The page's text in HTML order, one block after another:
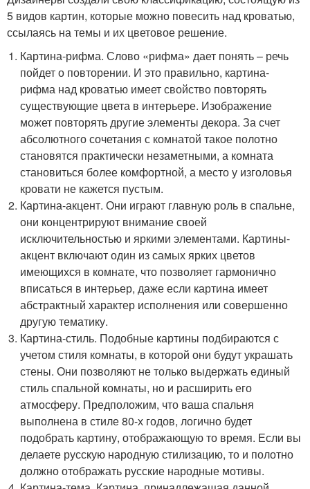
5 видов картин, которые можно повесить над кроватью,
ссылаясь на темы и их цветовое решение.
Картина-рифма. Слово «рифма» дает понять – речь
пойдет о повторении. И это правильно, картина-
рифма над кроватью имеет свойство повторять
существующие цвета в интерьере. Изображение
может повторять другие элементы декора. За счет
абсолютного сочетания с комнатой такое полотно
становятся практически незаметными, а комната
становиться более комфортной, а место у изголовья
кровати не кажется пустым.
Картина-акцент. Они играют главную роль в спальне,
они концентрируют внимание своей
исключительностью и яркими элементами. Картины-
акцент включают один из самых ярких цветов
имеющихся в комнате, что позволяет гармонично
вписаться в интерьер, даже если картина имеет
абстрактный характер исполнения или совершенно
другую тематику.
Картина-стиль. Подобные картины подбираются с
учетом стиля комнаты, в которой они будут украшать
стены. Они позволяют не только выдержать единый
стиль спальной комнаты, но и расширить его
атмосферу. Предположим, что ваша спальня
выполнена в стиле 80-х годов, логично будет
подобрать картину, отображающую то время. Если вы
делаете русскую народную стилизацию, то и полотно
должно отображать русские народные мотивы.